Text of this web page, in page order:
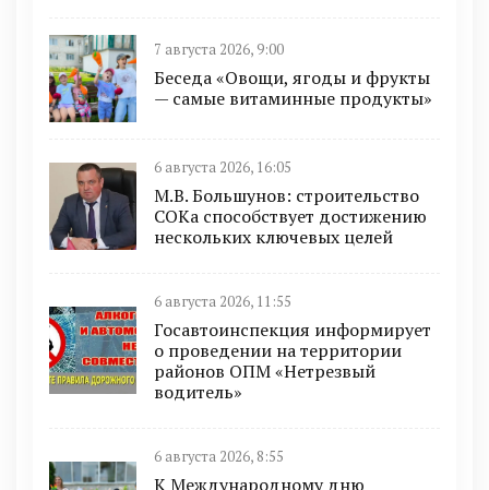
7 августа 2026, 9:00
Беседа «Овощи, ягоды и фрукты
— самые витаминные продукты»
6 августа 2026, 16:05
М.В. Большунов: строительство
СОКа способствует достижению
нескольких ключевых целей
6 августа 2026, 11:55
Госавтоинспекция информирует
о проведении на территории
районов ОПМ «Нетрезвый
водитель»
6 августа 2026, 8:55
К Международному дню